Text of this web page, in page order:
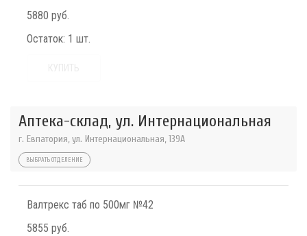
5880 руб.
Остаток: 1 шт.
Аптека-склад, ул. Интернациональная
г. Евпатория, ул. Интернациональная, 139А
ВЫБРАТЬ ОТДЕЛЕНИЕ
Валтрекс таб по 500мг №42
5855 руб.